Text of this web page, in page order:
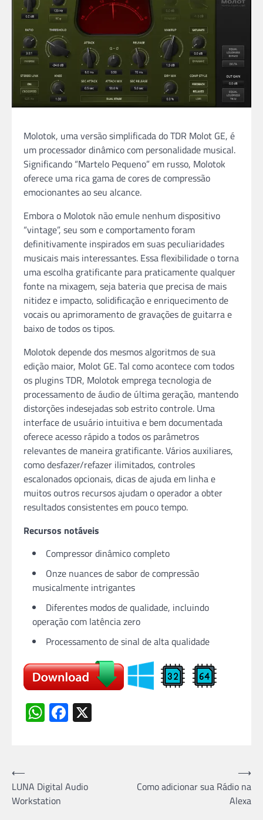
Molotok, uma versão simplificada do TDR Molot GE, é
um processador dinâmico com personalidade musical.
Significando “Martelo Pequeno” em russo, Molotok
oferece uma rica gama de cores de compressão
emocionantes ao seu alcance.
Embora o Molotok não emule nenhum dispositivo
“vintage”, seu som e comportamento foram
definitivamente inspirados em suas peculiaridades
musicais mais interessantes. Essa flexibilidade o torna
uma escolha gratificante para praticamente qualquer
fonte na mixagem, seja bateria que precisa de mais
nitidez e impacto, solidificação e enriquecimento de
vocais ou aprimoramento de gravações de guitarra e
baixo de todos os tipos.
Molotok depende dos mesmos algoritmos de sua
edição maior, Molot GE. Tal como acontece com todos
os plugins TDR, Molotok emprega tecnologia de
processamento de áudio de última geração, mantendo
distorções indesejadas sob estrito controle. Uma
interface de usuário intuitiva e bem documentada
oferece acesso rápido a todos os parâmetros
relevantes de maneira gratificante. Vários auxiliares,
como desfazer/refazer ilimitados, controles
escalonados opcionais, dicas de ajuda em linha e
muitos outros recursos ajudam o operador a obter
resultados consistentes em pouco tempo.
Recursos notáveis
Compressor dinâmico completo
Onze nuances de sabor de compressão
musicalmente intrigantes
Diferentes modos de qualidade, incluindo
operação com latência zero
Processamento de sinal de alta qualidade
WhatsApp
Facebook
Navegação
de
Post
⟵
LUNA Digital Audio
Workstation
Como adicionar sua Rádio na
Alexa
⟶